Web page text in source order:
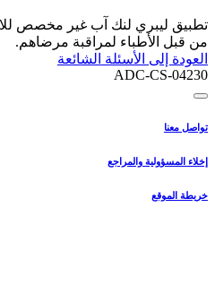
تطبيق ليبري لنك آب غير مخصص
من قبل الأطباء لمراقبة مرضاهم.
العودة إلى الأسئلة الشائعة
ADC-CS-04230
تواصل معنا
إخلاء المسؤولية والمراجع
خريطة الموقع